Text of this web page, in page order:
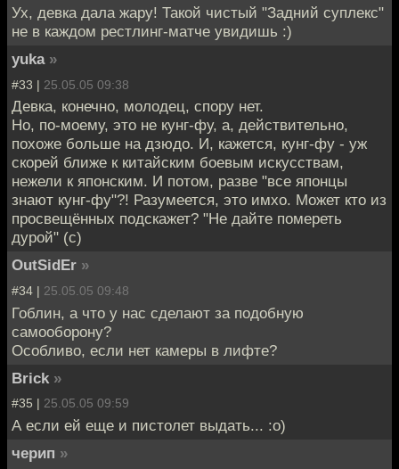
Ух, девка дала жару! Такой чистый "Задний суплекс"
не в каждом рестлинг-матче увидишь :)
yuka »
#33 | 25.05.05 09:38
Девка, конечно, молодец, спору нет.
Но, по-моему, это не кунг-фу, а, действительно,
похоже больше на дзюдо. И, кажется, кунг-фу - уж
скорей ближе к китайским боевым искусствам,
нежели к японским. И потом, разве "все японцы
знают кунг-фу"?! Разумеется, это имхо. Может кто из
просвещённых подскажет? "Не дайте помереть
дурой" (с)
OutSidEr »
#34 | 25.05.05 09:48
Гоблин, а что у нас сделают за подобную
самооборону?
Особливо, если нет камеры в лифте?
Brick »
#35 | 25.05.05 09:59
А если ей еще и пистолет выдать... :o)
черип »